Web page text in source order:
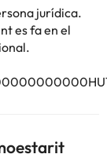
property. The
km from the
similar parties.
jurídica.
es fa en el